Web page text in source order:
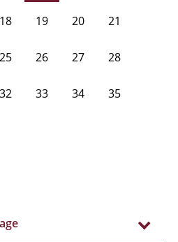
18 19 20 21
25 26 27 28
32 33 34 35